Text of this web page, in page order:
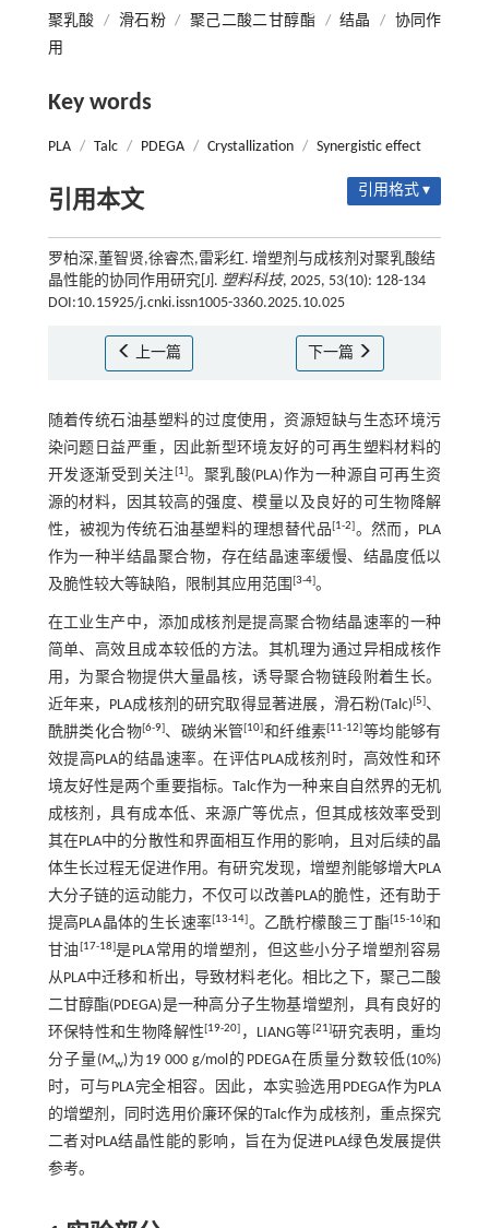
聚乳酸 / 滑石粉 / 聚己二酸二甘醇酯 / 结晶 / 协同作
用
Key words
PLA / Talc / PDEGA / Crystallization / Synergistic effect
引用本文 引用格式 ▾
罗柏深,董智贤,徐睿杰,雷彩红. 增塑剂与成核剂对聚乳酸结
晶性能的协同作用研究[J]. 塑料科技, 2025, 53(10): 128-134
DOI:10.15925/j.cnki.issn1005-3360.2025.10.025
上一篇 下一篇
随着传统石油基塑料的过度使用，资源短缺与生态环境污
染问题日益严重，因此新型环境友好的可再生塑料材料的
开发逐渐受到关注[1]。聚乳酸(PLA)作为一种源自可再生资
源的材料，因其较高的强度、模量以及良好的可生物降解
性，被视为传统石油基塑料的理想替代品[1-2]。然而，PLA
作为一种半结晶聚合物，存在结晶速率缓慢、结晶度低以
及脆性较大等缺陷，限制其应用范围 [3-4]。
在工业生产中，添加成核剂是提高聚合物结晶速率的一种
简单、高效且成本较低的方法。其机理为通过异相成核作
用，为聚合物提供大量晶核，诱导聚合物链段附着生长。
近年来，PLA成核剂的研究取得显著进展，滑石粉(Talc)[5]、
酰肼类化合物[6-9]、碳纳米管[10]和纤维素[11-12]等均能够有
效提高PLA的结晶速率。在评估PLA成核剂时，高效性和环
境友好性是两个重要指标。Talc作为一种来自自然界的无机
成核剂，具有成本低、来源广等优点，但其成核效率受到
其在PLA中的分散性和界面相互作用的影响，且对后续的晶
体生长过程无促进作用。有研究发现，增塑剂能够增大PLA
大分子链的运动能力，不仅可以改善PLA的脆性，还有助于
提高PLA晶体的生长速率[13-14]。乙酰柠檬酸三丁酯[15-16]和
甘油 [17-18]是PLA常用的增塑剂，但这些小分子增塑剂容易
从PLA中迁移和析出，导致材料老化。相比之下，聚己二酸
二甘醇酯(PDEGA)是一种高分子生物基增塑剂，具有良好的
环保特性和生物降解性[19-20] ，LIANG等[21]研究表明，重均
分子量(Mw)为19 000 g/mol的PDEGA在质量分数较低(10%)
时，可与PLA完全相容。因此，本实验选用PDEGA作为PLA
的增塑剂，同时选用价廉环保的Talc作为成核剂，重点探究
二者对PLA结晶性能的影响，旨在为促进PLA绿色发展提供
参考。